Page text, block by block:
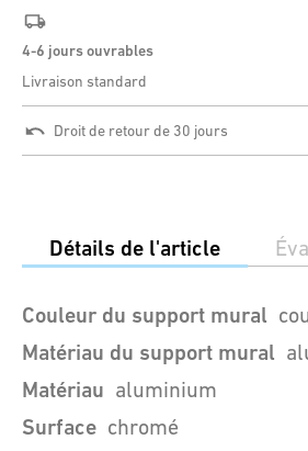
4-6 jours ouvrables
Livraison standard
Droit de retour de 30 jours
Détails de l'article
Couleur du support mural
Matériau du support mural
Matériau aluminium
Surface chromé